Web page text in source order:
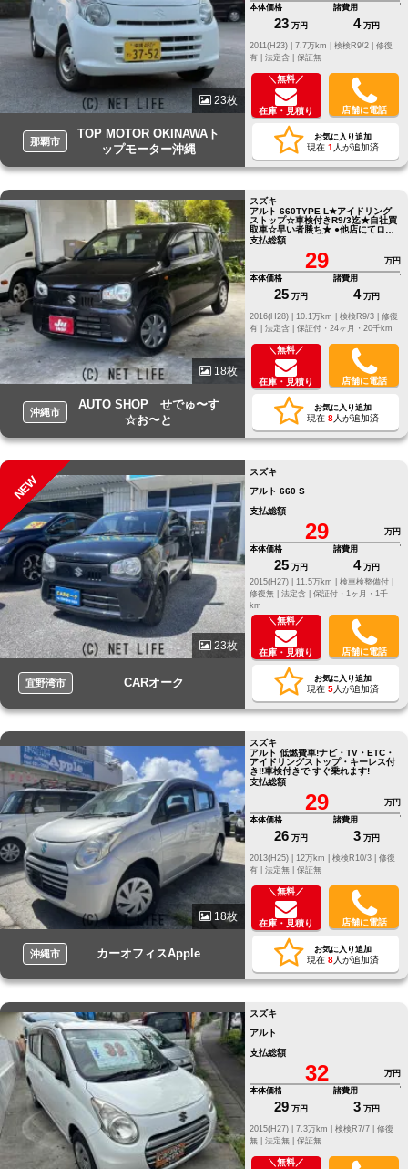
23枚
那覇市
TOP MOTOR OKINAWAト
ップモーター沖縄
本体価格
23 万円
諸費用
4 万円
修復
有 | 法定含 | 保証無
＼無料／
在庫・見積り 店舗に電話
お気に入り追加
現在 1 人が追加済
18枚
沖縄市
AUTO SHOP せでゅ〜す
☆お〜と
スズキ
アルト 660TYPE L★アイドリング
ストップ☆車検付きR9/3迄★自社買
取車☆早い者勝ち★ ●他店にてロー
ンNGだったお客様でもお気軽にご
相談ください●LINE ID[@805icatl]
支払総額
29
万円
本体価格
25 万円
諸費用
4 万円
修復
有 | 法定含 | 保証付・24ヶ月・20千km
＼無料／
在庫・見積り 店舗に電話
お気に入り追加
現在 8人が追加済
NEW
23枚
宜野湾市 CARオーク
スズキ
アルト 660 S
支払総額
29
万円
本体価格
25 万円
諸費用
4 万円
2015(H27) |
11.5万km |
検車検整備付 |
修復無 | 法定含 | 保証付・1ヶ月・1千
km
＼無料／
在庫・見積り 店舗に電話
お気に入り追加
現在 5人が追加済
18枚
沖縄市 カーオフィスApple
スズキ
アルト 低燃費車!ナビ・TV・ETC・
アイドリングストップ・キーレス付
き!!車検付きで すぐ乗れます!
支払総額
29
万円
本体価格
26 万円
諸費用
3 万円
修復
有 | 法定無 | 保証無
＼無料／
在庫・見積り 店舗に電話
お気に入り追加
現在 8人が追加済
スズキ
アルト
支払総額
32
万円
本体価格
29 万円
諸費用
3 万円
修復
無 | 法定無 | 保証無
＼無料／